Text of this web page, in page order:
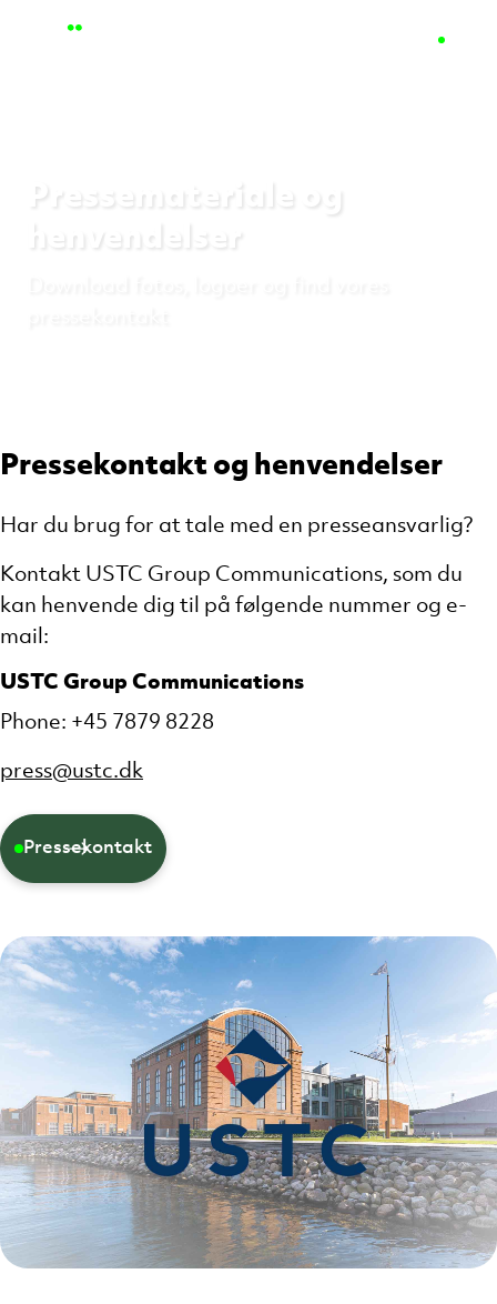
Pressemateriale og
henvendelser
Pressekontakt og henvendelser
Har du brug for at tale med en presseansvarlig?
Kontakt USTC Group Communications, som du
kan henvende dig til på følgende nummer og e-
mail:
USTC Group Communications
Phone: +45 7879 8228
press@ustc.dk
Pressekontakt